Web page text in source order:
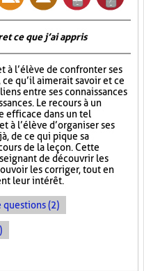
ce que j’ai appris
à l’élève de confronter ses
qu’il aimerait savoir et ce
entre ses connaissances
Le recours à un
efficace dans un tel
à l’élève d’organiser ses
de ce qui pique sa
de la leçon. Cette
de découvrir les
les corriger, tout en
leur intérêt.
questions (2)